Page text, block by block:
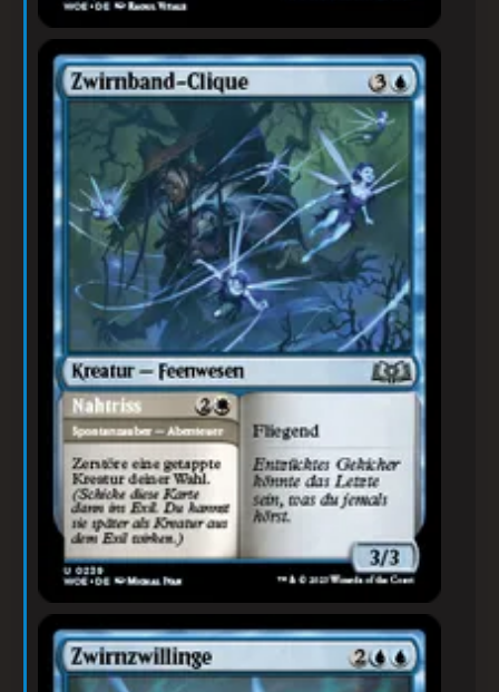
Zwirnband-Clique
Zwirnzwillinge